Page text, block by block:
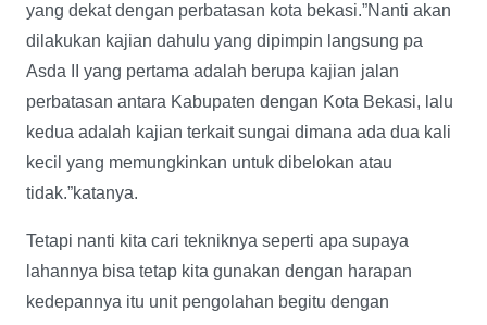
yang dekat dengan perbatasan kota bekasi.”Nanti akan
dilakukan kajian dahulu yang dipimpin langsung pa
Asda II yang pertama adalah berupa kajian jalan
perbatasan antara Kabupaten dengan Kota Bekasi, lalu
kedua adalah kajian terkait sungai dimana ada dua kali
kecil yang memungkinkan untuk dibelokan atau
tidak.”katanya.
Tetapi nanti kita cari tekniknya seperti apa supaya
lahannya bisa tetap kita gunakan dengan harapan
kedepannya itu unit pengolahan begitu dengan